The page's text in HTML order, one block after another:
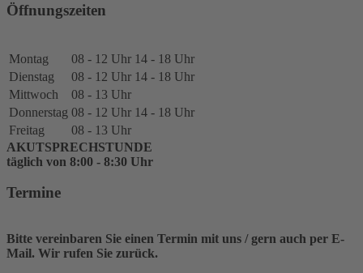
Öffnungszeiten
Montag 08 - 12 Uhr 14 - 18 Uhr
Dienstag
08 - 12 Uhr 14 - 18 Uhr
Mittwoch
08 - 13 Uhr
Donnerstag 08 - 12 Uhr 14 - 18 Uhr
Freitag
08 - 13 Uhr
AKUTSPRECHSTUNDE
täglich von 8:00 - 8:30 Uhr
Termine
Bitte vereinbaren Sie einen Termin mit uns / gern auch per E-
Mail. Wir rufen Sie zurück.